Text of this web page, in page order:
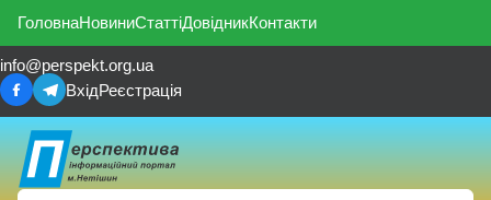
ГоловнаНовиниСтаттіДовідникКонтакти
info@perspekt.org.ua
ВхідРеєстрація